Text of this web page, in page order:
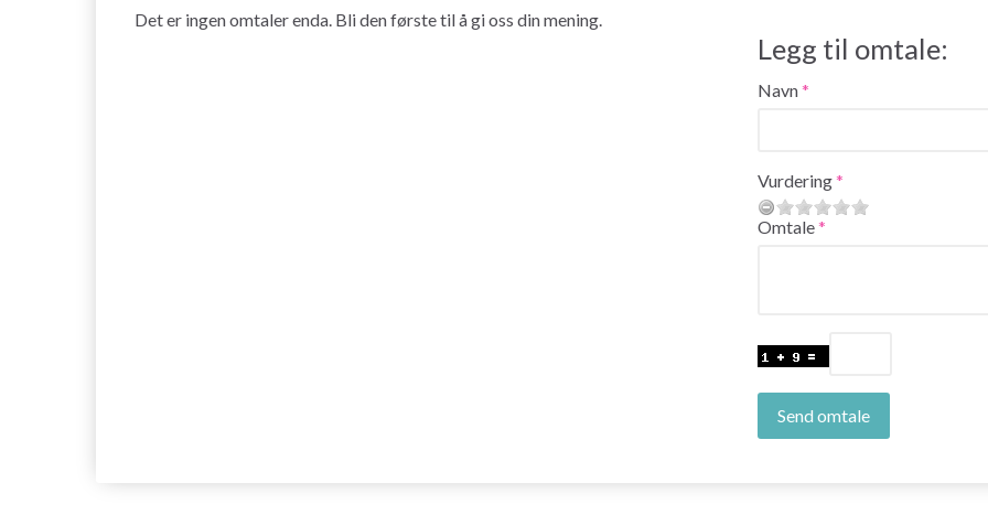
Det er ingen omtaler enda. Bli den første til å gi oss din mening.
Legg til omtale:
Navn
Vurdering
Omtale
Send omtale